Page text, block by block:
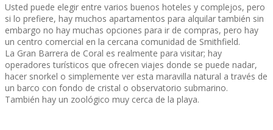
Usted puede elegir entre varios buenos hoteles y complejos, pero
si lo prefiere, hay muchos apartamentos para alquilar también sin
embargo no hay muchas opciones para ir de compras, pero hay
un centro comercial en la cercana comunidad de Smithfield.
La Gran Barrera de Coral es realmente para visitar; hay
operadores turísticos que ofrecen viajes donde se puede nadar,
hacer snorkel o simplemente ver esta maravilla natural a través de
un barco con fondo de cristal o observatorio submarino.
También hay un zoológico muy cerca de la playa.